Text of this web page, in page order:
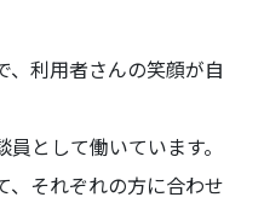
、利用者さんの笑顔が自
として働いています。
、それぞれの方に合わせ